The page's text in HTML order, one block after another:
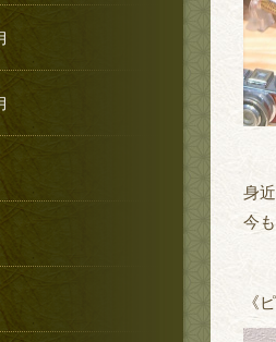
身
今
《